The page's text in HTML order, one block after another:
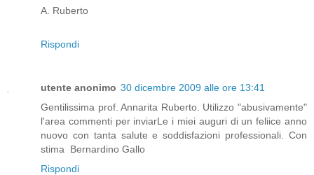
A. Ruberto
Rispondi
utente anonimo 30 dicembre 2009 alle ore 13:41
Gentilissima prof. Annarita Ruberto. Utilizzo "abusivamente"
l'area commenti per inviarLe i miei auguri di un feliice anno
nuovo con tanta salute e soddisfazioni professionali. Con
stima Bernardino Gallo
Rispondi